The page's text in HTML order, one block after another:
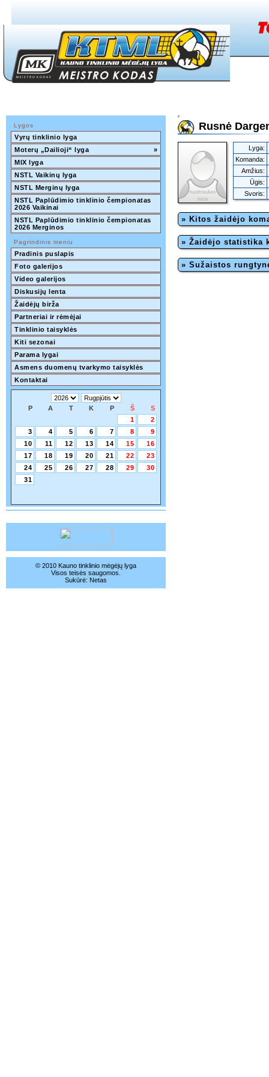
Lygos
Vyrų tinklinio lyga
Moterų „Dailioji“ lyga
»
MIX lyga
NSTL Vaikinų lyga
NSTL Merginų lyga
NSTL Paplūdimio tinklinio čempionatas
2026 Vaikinai
NSTL Paplūdimio tinklinio čempionatas
2026 Merginos
Pagrindinis meniu
Pradinis puslapis
Foto galerijos
Video galerijos
Diskusijų lenta
Žaidėjų birža
Partneriai ir rėmėjai
Tinklinio taisyklės
Kiti sezonai
Parama lygai
Asmens duomenų tvarkymo taisyklės
Kontaktai
P A T K P Š
S
1
2
3
4 5 6 7 8
9
10
11 12 13 14 15
16
17
18 19 20 21 22
23
24
25 26 27 28 29
30
31
© 2010 Kauno tinklinio mėgėjų lyga
Visos teisės saugomos.
Sukūrė: Netas
Rusnė
Lyga:
Komanda:
Amžius:
Ūgis:
Svoris:
» Kitos žaidėjo
» Žaidėjo statistika
» Sužaistos